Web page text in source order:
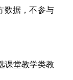
数据，不参与
课堂教学类教